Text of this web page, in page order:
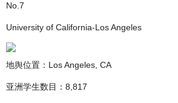
No.7
University of California-Los Angeles
地舆位置：Los Angeles, CA
亚洲学生数目：8,817